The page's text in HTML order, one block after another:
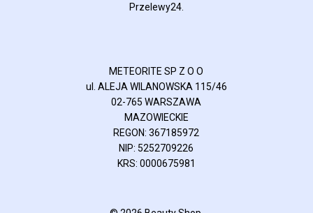
Przelewy24.
METEORITE SP Z O O
ul. ALEJA WILANOWSKA 115/46
02-765 WARSZAWA
MAZOWIECKIE
REGON: 367185972
NIP: 5252709226
KRS: 0000675981